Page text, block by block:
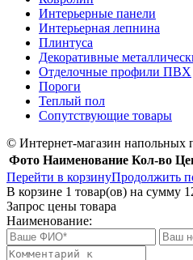
Интерьерные панели
Интерьерная лепнина
Плинтуса
Декоративные
Отделочные профили ПВХ
Пороги
Теплый пол
Сопутствующие товары
© Интернет-магазин
Фото Наименование Кол-во
Перейти в корзинуПродолжить
В корзине 1 товар(ов) на сумму
Запрос цены товара
Наименование: